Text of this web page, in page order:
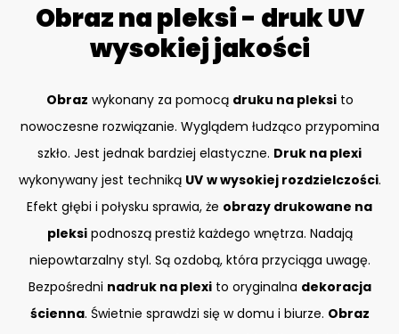
Obraz na pleksi - druk UV
wysokiej jakości
Obraz wykonany za pomocą druku na pleksito
nowoczesne rozwiązanie. Wyglądem łudząco przypomina
szkło. Jest jednak bardziej elastyczne. Druk na plexi
wykonywany jest techniką UV w wysokiej rozdzielczości.
Efekt głębi i połysku sprawia, że obrazy drukowane na
pleksipodnoszą prestiż każdego wnętrza. Nadają
niepowtarzalny styl. Są ozdobą, która przyciąga uwagę.
Bezpośredni nadruk na plexito oryginalna dekoracja
ścienna. Świetnie sprawdzi się w domu i biurze. Obraz